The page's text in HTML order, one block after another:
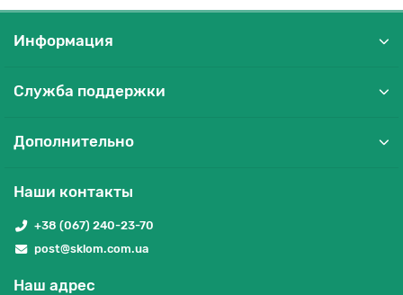
Информация
Служба поддержки
Дополнительно
Наши контакты
+38 (067) 240-23-70
post@sklom.com.ua
Наш адрес